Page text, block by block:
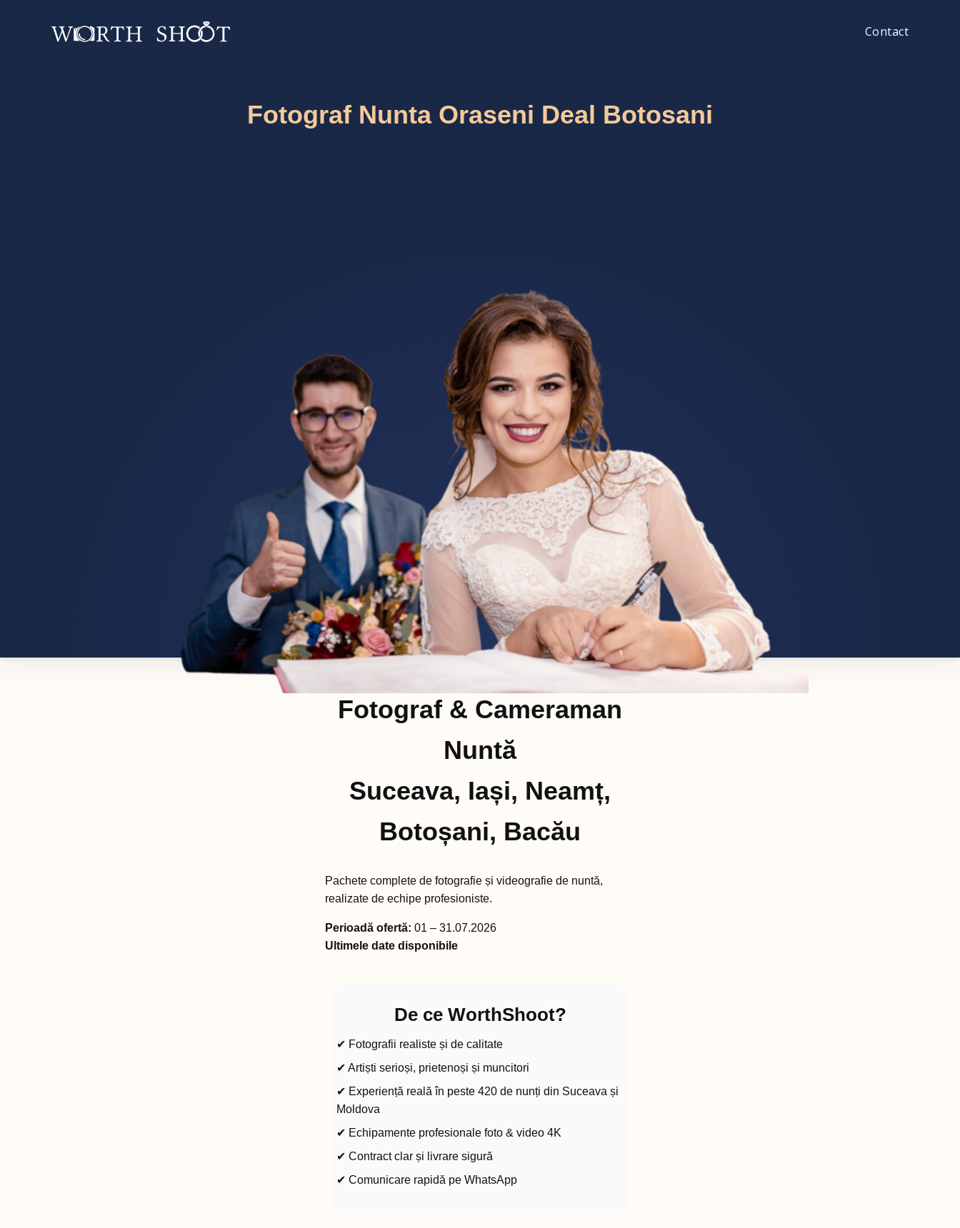
Contact
Fotograf Nunta Oraseni Deal Botosani
Fotograf & Cameraman
Nuntă
Suceava, Iași, Neamț,
Botoșani, Bacău
Pachete complete de fotografie și videografie de nuntă,
realizate de echipe profesioniste.
Perioadă ofertă: 01 – 31.07.2026
Ultimele date disponibile
De ce WorthShoot?
✔ Fotografii realiste și de calitate
✔ Artiști serioși, prietenoși și muncitori
✔ Experiență reală în peste 420 de nunți din Suceava și
Moldova
✔ Echipamente profesionale foto & video 4K
✔ Contract clar și livrare sigură
✔ Comunicare rapidă pe WhatsApp